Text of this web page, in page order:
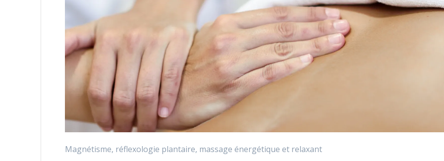
Magnétisme, réflexologie plantaire, massage énergétique et relaxant